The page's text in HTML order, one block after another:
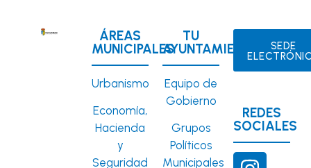
ÁREAS
MUNICIPALES
Urbanismo
Economía,
Hacienda
y
Seguridad
TU
AYUNTAMIENTO
Equipo de
Gobierno
Grupos
Políticos
Municipales
SEDE
REDES
SOCIALES